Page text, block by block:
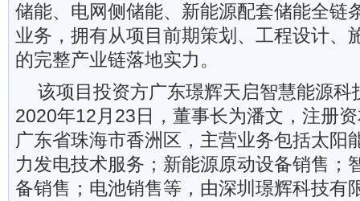
储能、电网侧储能、新能源配套储能全链
业务，拥有从项目前期策划、工程设计、
的完整产业链落地实力。
该项目投资方广东璟辉天启智慧能源科
2020年12月23日，董事长为潘文，注册
广东省珠海市香洲区，主营业务包括太阳
力发电技术服务；新能源原动设备销售；
备销售；电池销售等，由深圳璟辉科技有